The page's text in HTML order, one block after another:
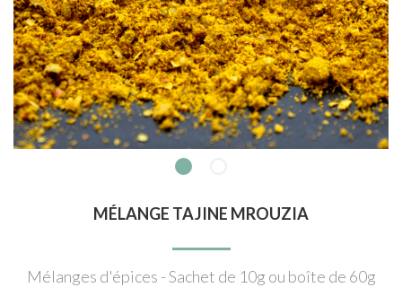
MÉLANGE TAJINE MROUZIA
Mélanges d'épices - Sachet de 10g ou boîte de 60g